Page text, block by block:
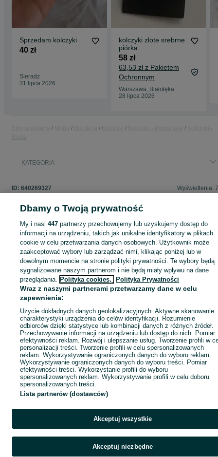
Sprzedam kolczyki
40 zł
Sieradz
31 lipca 2026
kolczyki zlote srebrne
piórka
58 zł
63,53 zł z Pakietem
Ochronnym
Warszawa, Białołęka
28 lipca 2026
KATEGORIA
ID: 640269327 Wyświetlenia:
Zaloguj się lub załóż konto na OLX, aby skontaktować się z
sprzedającym
Zaloguj się / Załóż konto
Wyślij wiadomość
Dbamy o Twoją prywatność
My i nasi447 partnerzy przechowujemy lub uzyskujemy dostęp do
informacji na urządzeniu, takich jak unikalne identyfikatory w plikach
cookie w celu przetwarzania danych osobowych. Użytkownik może
zaakceptować wybory lub zarządzać nimi, klikając poniżej lub w
dowolnym momencie na stronie polityki prywatności. Te wybory będą
sygnalizowane naszym partnerom i nie będą miały wpływu na dane
przeglądania. Polityka cookies, Polityka Prywatności
Wraz z naszymi partnerami przetwarzamy dane w celu
zapewnienia:
Użycie dokładnych danych geolokalizacyjnych. Aktywne skanowanie
charakterystyki urządzenia do celów identyfikacji. Rozumienie
odbiorców dzięki statystyce lub kombinacji danych z różnych źródeł.
Przechowywanie informacji na urządzeniu lub dostęp do nich. Pomiar
efektywności reklam. Rozwój i ulepszanie usług. Tworzenie profili w
personalizacji treści. Tworzenie profili w celu spersonalizowanych
reklam. Wykorzystywanie ograniczonych danych do wyboru reklam.
Wykorzystywanie ograniczonych danych do wyboru treści. Pomiar
efektywności treści. Wykorzystanie profili do wyboru
spersonalizowanych reklam. Wykorzystywanie profili w celu doboru
spersonalizowanych treści.
Lista partnerów (dostawców)
Akceptuj wszystkie
Akceptuj niezbędne